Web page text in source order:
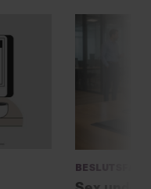
undviker